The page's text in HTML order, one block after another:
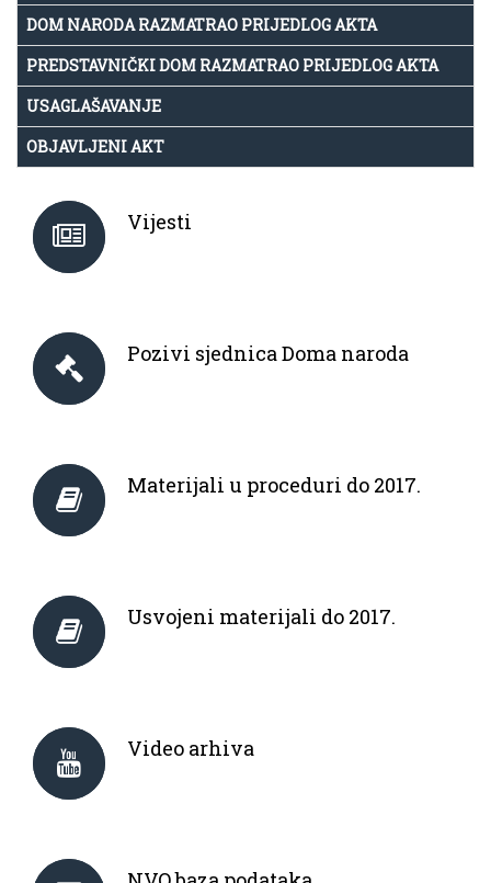
DOM NARODA RAZMATRAO PRIJEDLOG AKTA
PREDSTAVNIČKI DOM RAZMATRAO PRIJEDLOG AKTA
USAGLAŠAVANJE
OBJAVLJENI AKT
Vijesti
Pozivi sjednica Doma naroda
Materijali u proceduri do 2017.
Usvojeni materijali do 2017.
Video arhiva